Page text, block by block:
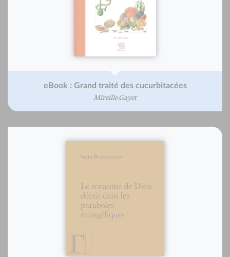
eBook : Grand traité des cucurbitacées
Mireille Gayet